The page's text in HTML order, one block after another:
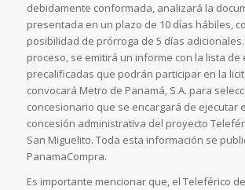
debidamente conformada, analizará la
presentada en un plazo de 10 días hábiles,
posibilidad de prórroga de 5 días
proceso, se emitirá un informe con la lista de
precalificadas que podrán participar en la
convocará Metro de Panamá, S.A. para
concesionario que se encargará de ejecutar
concesión administrativa del proyecto
San Miguelito. Toda esta información se
PanamaCompra.
Es importante mencionar que, el Teleférico